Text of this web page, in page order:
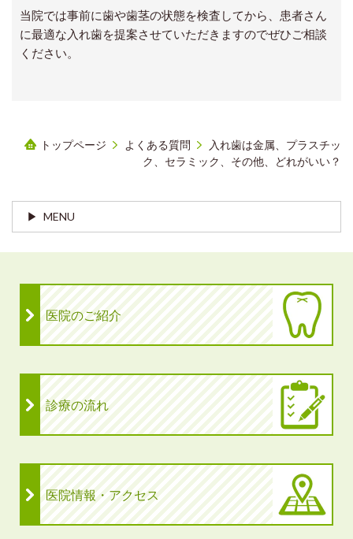
当院では事前に歯や歯茎の状態を検査してから、患者さん
に最適な入れ歯を提案させていただきますのでぜひご相談
ください。
トップページ よくある質問
入れ歯は金属、プラスチッ
ク、セラミック、その他、どれがいい？
MENU
医院のご紹介
診療の流れ
医院情報・アクセス